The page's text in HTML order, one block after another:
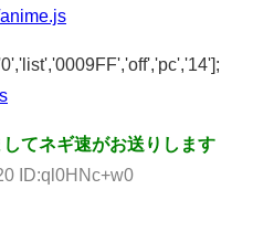
てネギ速がお送りします
ID:ql0HNc+w0